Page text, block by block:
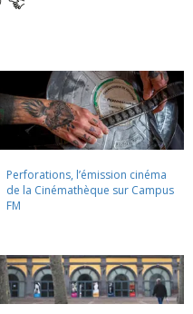
Perforations, l’émission cinéma
de la Cinémathèque sur Campus
FM